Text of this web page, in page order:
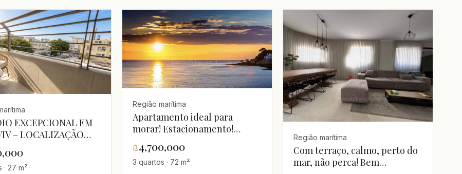
EXCEPCIONAL EM
– LOCALIZAÇÃO
· 27 m²
Região marítima
Apartamento ideal para
morar! Estacionamento!
minutos do mar.
₪4,700,000
3 quartos · 72 m²
Região marítima
Com terraço, calmo, perto do
mar, não perca! Bem